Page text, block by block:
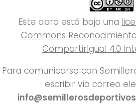
Este obra está bajo una
Commons
CompartirIgual 4.0
Para comunicarse con
escribir vía correo